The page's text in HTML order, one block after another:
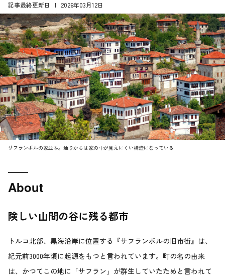
記事最終更新日 2026年03月12日
サフランボルの家並み。通りからは家の中が見えにくい構造になっている
About
険しい山間の谷に残る都市
トルコ北部、黒海沿岸に位置する『サフランボルの旧市街』は、
紀元前3000年頃に起源をもつと言われています。町の名の由来
は、かつてこの地に「サフラン」が群生していたためと言われて